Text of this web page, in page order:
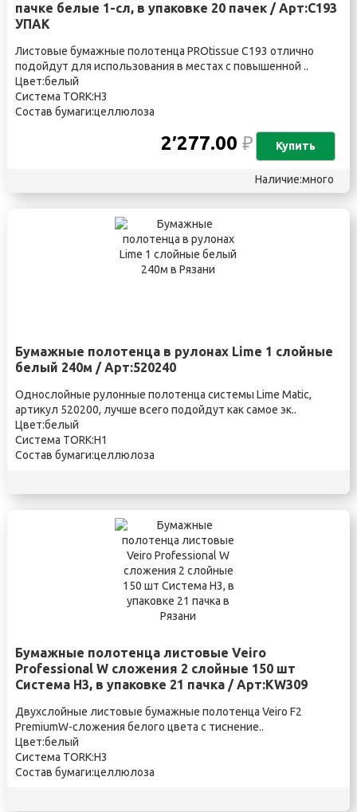
пачке белые 1-сл, в упаковке 20 пачек / Арт:C193
УПАК
Листовые бумажные полотенца PROtissue C193 отлично
подойдут для использования в местах с повышенной ..
Цвет:белый
Система TORK:H3
Состав бумаги:целлюлоза
2′277.00₽ Купить
Наличие:много
Бумажные полотенца в рулонах Lime 1 слойные
белый 240м / Арт:520240
Однослойные рулонные полотенца системы Lime Matic,
артикул 520200, лучше всего подойдут как самое эк..
Цвет:белый
Система TORK:H1
Состав бумаги:целлюлоза
Бумажные полотенца листовые Veiro
Professional W сложения 2 слойные 150 шт
Система H3, в упаковке 21 пачка / Арт:KW309
Двухслойные листовые бумажные полотенца Veiro F2
PremiumW-сложения белого цвета с тиснение..
Цвет:белый
Система TORK:H3
Состав бумаги:целлюлоза